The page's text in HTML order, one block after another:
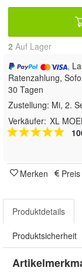
2 Auf Lager
,
Ratenzahlung,
30 Tagen
Zustellung: Mi, 2.
Verkäufer: XL
Merken
Produktdetails
Produktsicherheit